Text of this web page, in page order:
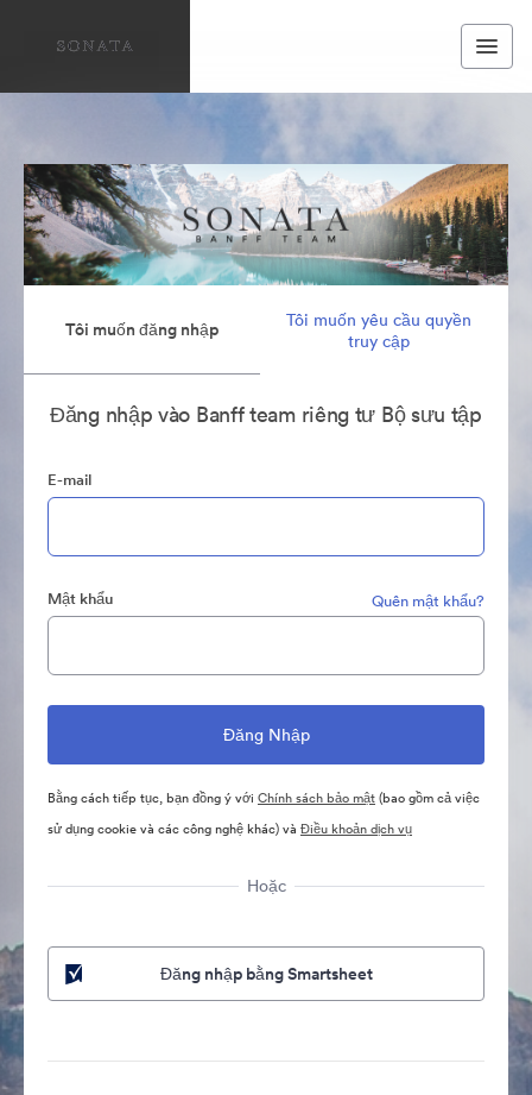
Tôi muốn đăng nhập
Tôi muốn yêu cầu quyền
truy cập
Đăng nhập vào Banff team riêng tư Bộ sưu tập
E-mail
Mật khẩu Quên mật khẩu?
Bằng cách tiếp tục, bạn đồng ý với Chính sách bảo mật(bao gồm cả việc
sử dụng cookie và các công nghệ khác) và Điều khoản dịch vụ
Hoặc
Đăng nhập bằng Smartsheet